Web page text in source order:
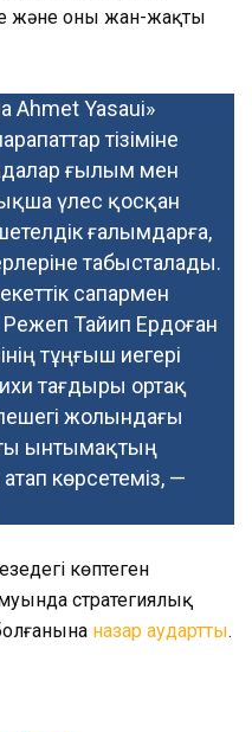
және оны жан-жақты
Ahmet Yasaui»
тізіміне
ғылым мен
үлес қосқан
ғалымдарға,
табысталады.
сапармен
Режеп Тайип Ердоған
тұңғыш иегері
тағдыры ортақ
жолындағы
ынтымақтың
көрсетеміз, —
көптеген
стратегиялық
назар аудартты.